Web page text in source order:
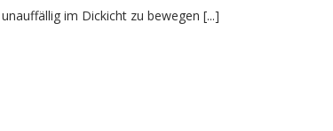
im Dickicht zu bewegen [...]